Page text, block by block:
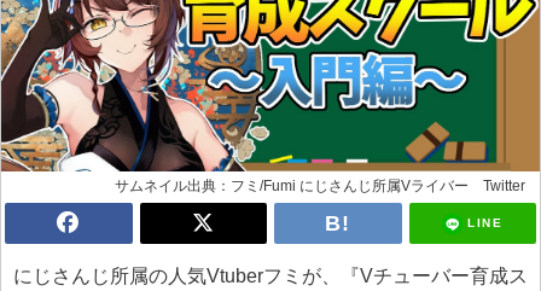
サムネイル出典：フミ/Fumi にじさんじ所属Vライバー Twitter
LINE
にじさんじ所属の人気Vtuberフミが、『Vチューバー育成ス